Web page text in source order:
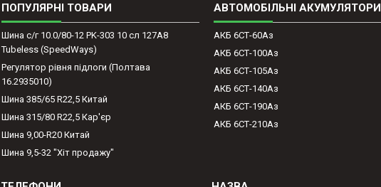
ПОПУЛЯРНІ ТОВАРИ
Шина с/г 10.0/80-12 PK-303 10 сл 127A8
Tubeless (SpeedWays)
Регулятор рівня підлоги (Полтава
16.2935010)
Шина 385/65 R22,5 Китай
Шина 315/80 R22,5 Кар'єр
Шина 9,00-R20 Китай
Шина 9,5-32 "Хіт продажу"
АВТОМОБІЛЬНІ АКУМУЛЯТОРИ
АКБ 6СТ-60Аз
АКБ 6СТ-100Аз
АКБ 6СТ-105Аз
АКБ 6СТ-140Аз
АКБ 6СТ-190Аз
АКБ 6СТ-210Аз